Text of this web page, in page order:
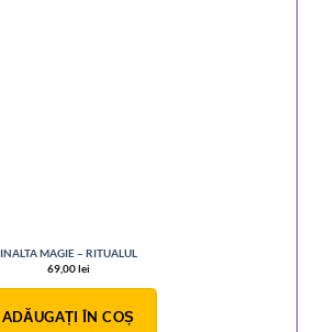
INALTA MAGIE – RITUALUL
69,00lei
ADĂUGAȚI ÎN COȘ